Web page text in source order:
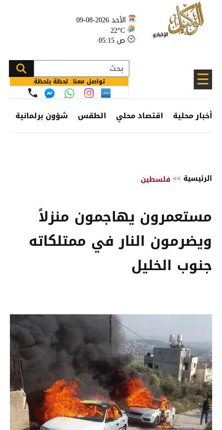
الأحد 2026-08-09
22°C
05:15 ص
☰ تواصل معنا.. لحظة بلحظة
أخبار محلية اقتصاد محلي الطقس شؤون برلمانية
الرئيسية >> فلسطين
مستعمرون يهاجمون منزلاً
ويضرمون النار في ممتلكاته
جنوب الخليل